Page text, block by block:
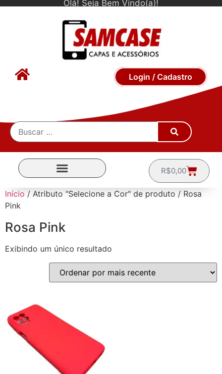
Olá! Seja Bem Vindo(a)!
Login / Cadastro
R$0,00
Início / Atributo "Selecione a Cor" de produto / Rosa
Pink
Rosa Pink
Exibindo um único resultado